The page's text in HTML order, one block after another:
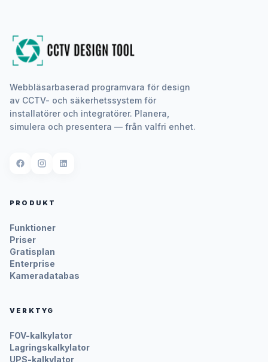
Webbläsarbaserad programvara för design
av CCTV- och säkerhetssystem för
installatörer och integratörer. Planera,
simulera och presentera — från valfri enhet.
PRODUKT
Funktioner
Priser
Gratisplan
Enterprise
Kameradatabas
VERKTYG
FOV-kalkylator
Lagringskalkylator
UPS-kalkylator